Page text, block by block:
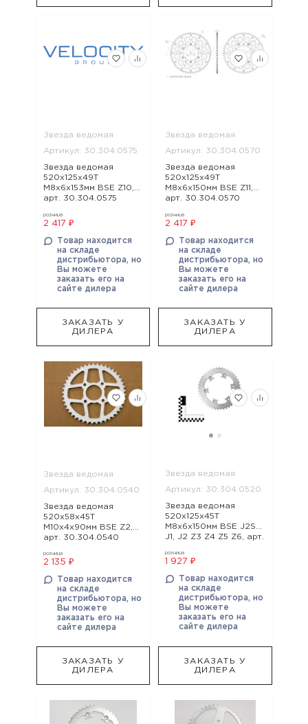
Звезда ведомая
Артикул: 30.304.0575
Звезда ведомая
520x125x49T
М8х6х153мм BSE Z10,
арт. 30.304.0575
розница
2 417 ₽
Товар находится
на складе
дистрибьютора, но
Вы можете
заказать его на
сайте дилера
ЗАКАЗАТЬ У
ДИЛЕРА
Звезда ведомая
Артикул: 30.304.0570
Звезда ведомая
520x125x49T
М8х6х150мм BSE Z11,
арт. 30.304.0570
розница
2 417 ₽
Товар находится
на складе
дистрибьютора, но
Вы можете
заказать его на
сайте дилера
ЗАКАЗАТЬ У
ДИЛЕРА
Звезда ведомая
Артикул: 30.304.0540
Звезда ведомая
520x58x45Т
М10х4х90мм BSE Z2,
арт. 30.304.0540
розница
2 135 ₽
Товар находится
на складе
дистрибьютора, но
Вы можете
заказать его на
сайте дилера
ЗАКАЗАТЬ У
ДИЛЕРА
Звезда ведомая
Артикул: 30.304.0520
Звезда ведомая
520x125x45Т
М8х6х150мм BSE J2S
J1, J2 Z3 Z4 Z5 Z6, арт.
розница
1 927 ₽
Товар находится
на складе
дистрибьютора, но
Вы можете
заказать его на
сайте дилера
ЗАКАЗАТЬ У
ДИЛЕРА